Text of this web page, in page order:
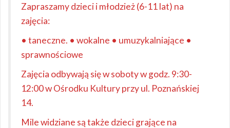
Zapraszamy dzieci i młodzież (6-11 lat) na
zajęcia:
• taneczne. • wokalne • umuzykalniające •
sprawnościowe
Zajęcia odbywają się w soboty w godz. 9:30-
12:00 w Ośrodku Kultury przy ul. Poznańskiej
14.
Mile widziane są także dzieci grające na